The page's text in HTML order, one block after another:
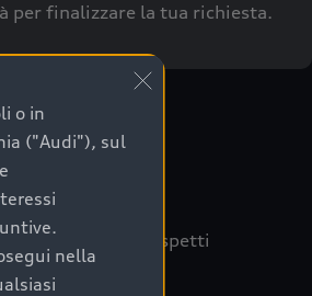
per finalizzare la tua richiesta.
considerare aspetti
o in
("Audi"), sul
nella